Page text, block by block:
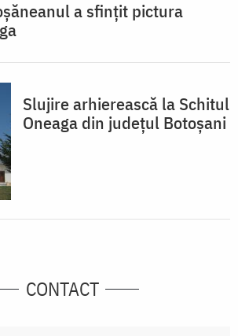
a sfinţit pictura
Slujire arhierească la Schitul
Oneaga din județul Botoșani
CONTACT